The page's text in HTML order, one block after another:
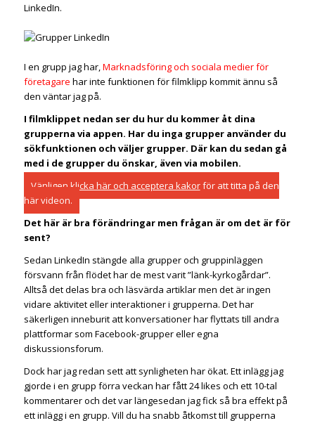
LinkedIn.
I en grupp jag har,Marknadsföring och sociala medier för
företagare har inte funktionen för filmklipp kommit ännu så
den väntar jag på.
I filmklippet nedan ser du hur du kommer åt dina
grupperna via appen. Har du inga grupper använder du
sökfunktionen och väljer grupper. Där kan du sedan gå
med i de grupper du önskar, även via mobilen.
Vänligen klicka här och acceptera kakorför att titta på den
här videon.
Det här är bra förändringar men frågan är om det är för
sent?
Sedan LinkedIn stängde alla grupper och gruppinläggen
försvann från flödet har de mest varit ”länk-kyrkogårdar”.
Alltså det delas bra och läsvärda artiklar men det är ingen
vidare aktivitet eller interaktioner i grupperna. Det har
säkerligen inneburit att konversationer har flyttats till andra
plattformar som Facebook-grupper eller egna
diskussionsforum.
Dock har jag redan sett att synligheten har ökat. Ett inlägg jag
gjorde i en grupp förra veckan har fått 24 likes och ett 10-tal
kommentarer och det var längesedan jag fick så bra effekt på
ett inlägg i en grupp. Vill du ha snabb åtkomst till grupperna